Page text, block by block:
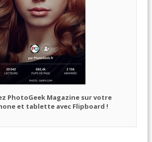
PhotoGeek Magazine sur votre
et tablette avec Flipboard !